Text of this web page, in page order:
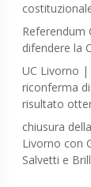
Referendum
difendere la
UC Livorno |
riconferma
risultato
chiusura
Livorno con
Salvetti e